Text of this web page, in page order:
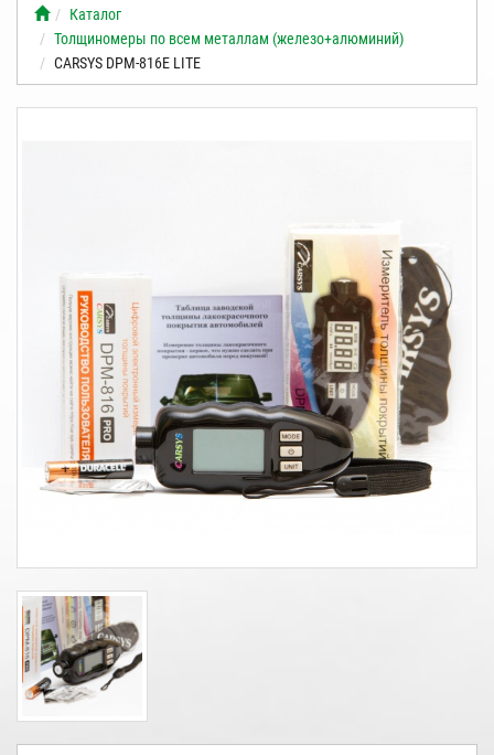
Каталог
Толщиномеры по всем металлам (железо+алюминий)
CARSYS DPM-816E LITE